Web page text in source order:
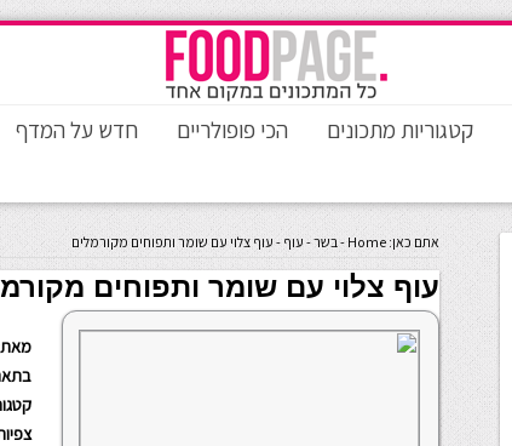
קטגוריות מתכונים הכי פופולריים חדש על המדף
אתם כאן: Home
-בשר- עוף - עוף צלוי עם שומר ותפוחים מקורמלים
עוף צלוי עם שומר ותפוחים